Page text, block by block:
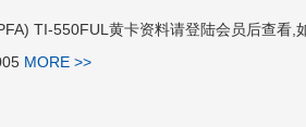
TI-550FUL黄卡资料请登陆会员后查看
MORE >>